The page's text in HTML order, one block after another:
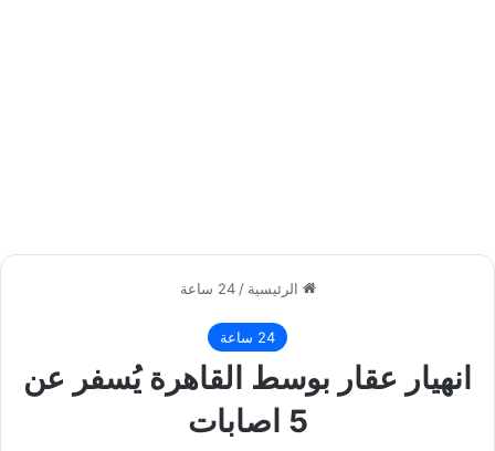
الرئيسية / 24 ساعة
24 ساعة
انهيار عقار بوسط القاهرة يُسفر عن
5 اصابات